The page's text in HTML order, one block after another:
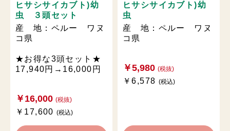
ヒサシサイカブト)幼
虫 ３頭セット
産 地：ペルー ワヌ
コ県
★お得な3頭セット★
17,940円→16,000円
￥16,000 (税抜)
￥17,600(税込)
ヒサシサイカブト)幼
虫
産 地：ペルー ワヌ
コ県
￥5,980 (税抜)
￥6,578 (税込)